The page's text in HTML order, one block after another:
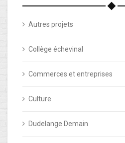
Autres projets
Collège échevinal
Commerces et entreprises
Culture
Dudelange Demain